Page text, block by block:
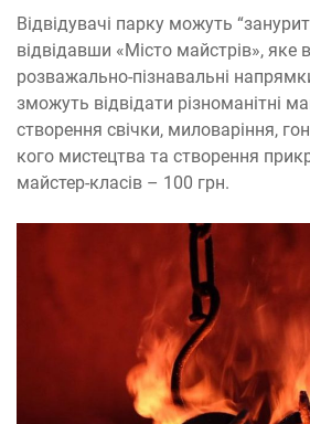
Відвідувачі парку можуть
відвідавши «Місто майстрів», яке
розважально-пізнавальні
зможуть відвідати різноманітні
створення свічки, миловаріння,
кого мистецтва та створення
майстер-класів – 100 грн.